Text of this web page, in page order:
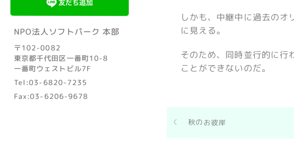
NPO法人ソフトパーク 本部
〒102-0082
東京都千代田区一番町10-8
一番町ウェストビル7F
Tel:03-6820-7235
Fax:03-6206-9678
しかも、中継中に過去のオ
に見える。
そのため、同時並行的に行
ことができないのだ。
秋のお彼岸